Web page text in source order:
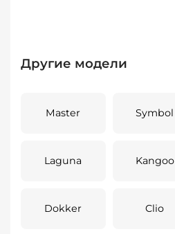
Другие модели
Master Symbol
Laguna Kangoo
Dokker Clio